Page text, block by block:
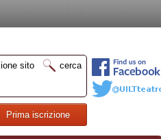
sito
cerca
Prima iscrizione